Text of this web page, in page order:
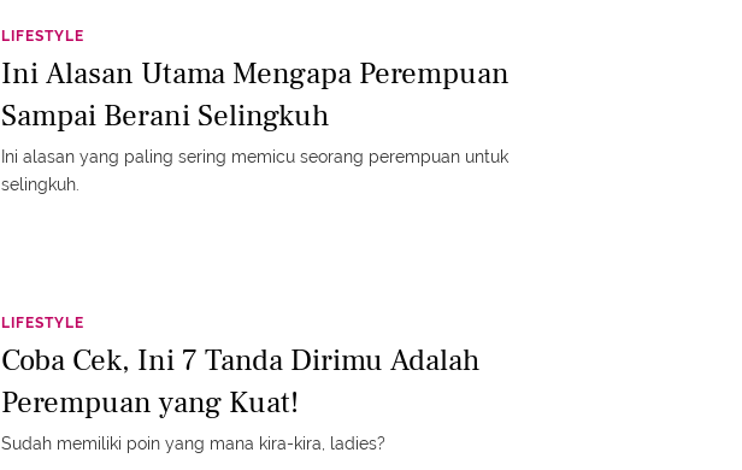
LIFESTYLE
Ini Alasan Utama Mengapa Perempuan
Sampai Berani Selingkuh
Ini alasan yang paling sering memicu seorang perempuan untuk
selingkuh.
LIFESTYLE
Coba Cek, Ini 7 Tanda Dirimu Adalah
Perempuan yang Kuat!
Sudah memiliki poin yang mana kira-kira, ladies?